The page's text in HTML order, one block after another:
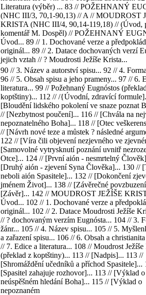
Literatura (výběr) ... 83 // POŽEHNANÝ
(NHC III/3, 70,1-90,13) // A // MOUDROST
KRISTA (NHC III/4, 90,14-119,18) // (Úvod,
komentář M. Dospěl) // POŽEHNANÝ
Úvod... 89 // 1. Dochované verze a
originál... 89 // 2. Datace dochovaných verzí
jejich vztah // ? Moudrosti Ježíše Krista...
90 // 3. Název a autorství spisu... 92 // 4.
96 // 5. Obsah spisu a jeho prameny... 97 // 6.
literatura... 99 // Požehnaný Eugnóstos
koptštiny)... 112 // /{Úvodní, zdravící
[Bloudění lidského pokolení ve snaze poznat
// [Nezbytnost poučení]... 116 // [Chvála na
nepoznatelného Boha]... 118 // [Otec
// [Návrh nové teze a můstek ? následné
122 // [Víra čili objevení nezjevného ve
[Samovolné vytrysknutí poznání uvnitř
Otce]... 124 // [První aión - nesmrtelný
[Druhý aión - zjevení Syna Člověka]... 130 //
neboli aión Spasitele]... 132 // [Dokončení
jménem Život]... 138 // [Závěrečné
[Závěr]... 142 // MOUDROST JEŽÍŠE
Úvod... 102 // 1. Dochované verze a
originál... 102 // 2. Datace Moudrosti Ježíše
// ? dochovaným verzím Eugnósta... 104 // 3.
žánr... 105 // 4. Název spisu... 105 // 5.
a zařazení spisu... 106 // 6. Obsah a
// 7. Edice a literatura... 108 // Moudrost
(překlad z koptštiny)... 113 // [Nadpis]... 113 //
[Shromáždění učedníků a příchod Spasitele]...
[Spasitel zahajuje rozhovor]... 113 // [Výklad o
neúspěšném hledání Boha]... 115 // [Výklad o
nepoznaném